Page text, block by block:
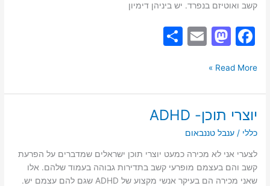
קשב ואוטיזם בנפרד. יש ביניהן דימיון
F
c
e
b
o
o
k
M
st
o
d
o
n
E
l
e
Read More »
יוצרי תוכן- ADHD
כללי /ענבל טננבאום
לצערי אני לא מכירה כמעט יוצרי תוכן ישראלים שמדברים על הפרעת
קשב והם בעצמם מופרעי קשב בתדירות גבוהה בעמוד שלהם. אלו
שאני מכירה הם בעיקר אנשי מקצוע של ADHD שגם להם עצמם יש.
יוצרי
ADHD